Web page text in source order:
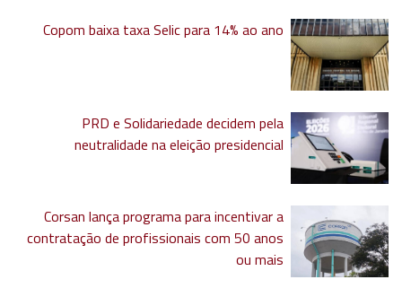
Copom baixa taxa Selic para 14% ao ano
PRD e Solidariedade decidem pela
neutralidade na eleição presidencial
Corsan lança programa para incentivar a
contratação de profissionais com 50 anos
ou mais